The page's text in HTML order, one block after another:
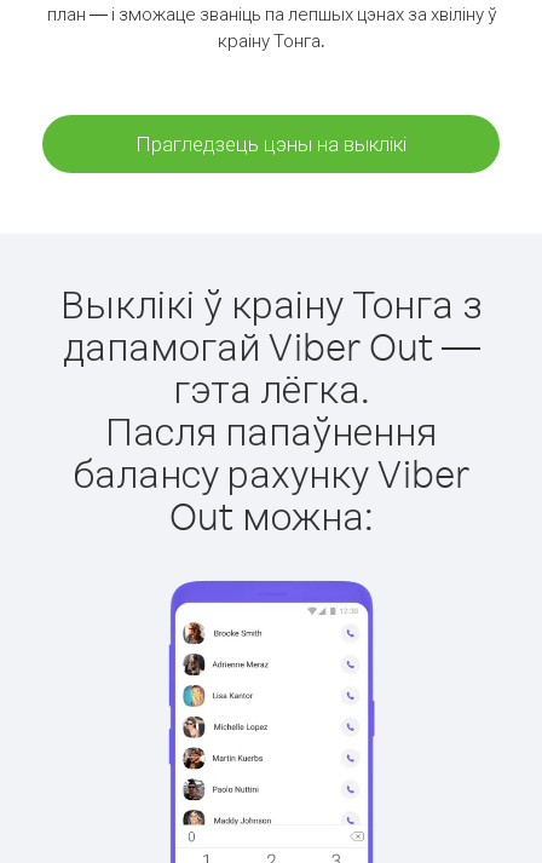
план — і зможаце званіць па лепшых цэнах за хвіліну ў
краіну Тонга.
Прагледзець цэны на выклікі
Выклікі ў краіну Тонга з
дапамогай Viber Out —
гэта лёгка.
Пасля папаўнення
балансу рахунку Viber
Out можна: